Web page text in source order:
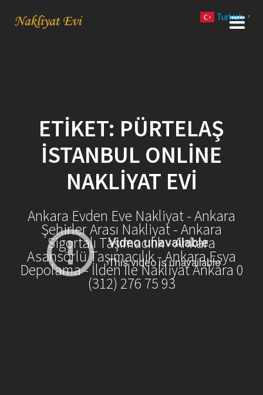
ETIKET: PÜRTELAŞ
İSTANBUL ONLINE
NAKLIYAT EVI
Ankara Evden Eve Nakliyat - Ankara
Şehirler Arası Nakliyat - Ankara
Sigortalı Taşımacılık - Ankara
Asansörlü Taşımacılık - Ankara Eşya
Depolama - İlden İle Nakliyat Ankara 0
(312) 276 75 93
Turkish ▼